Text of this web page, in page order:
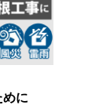
めに